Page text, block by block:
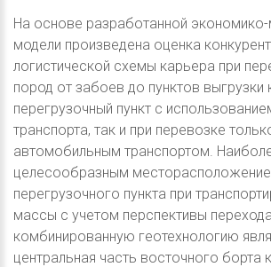
На основе разработанной
модели произведена оценка
логистической схемы карьера при
пород от забоев до пунктов выгрузки
перегрузочный пункт с
транспорта, так и при перевозке
автомобильным транспортом.
целесообразным
перегрузочного пункта при
массы с учетом перспективы
комбинированную геотехнологию
центральная часть восточного борта